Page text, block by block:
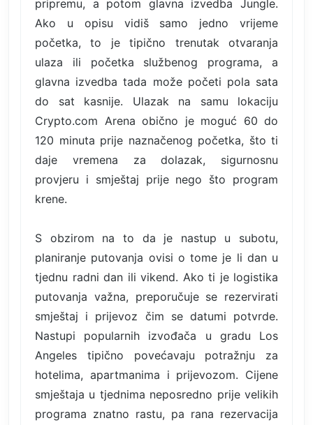
pripremu, a potom glavna izvedba Jungle.
Ako u opisu vidiš samo jedno vrijeme
početka, to je tipično trenutak otvaranja
ulaza ili početka službenog programa, a
glavna izvedba tada može početi pola sata
do sat kasnije. Ulazak na samu lokaciju
Crypto.com Arena obično je moguć 60 do
120 minuta prije naznačenog početka, što ti
daje vremena za dolazak, sigurnosnu
provjeru i smještaj prije nego što program
krene.
S obzirom na to da je nastup u subotu,
planiranje putovanja ovisi o tome je li dan u
tjednu radni dan ili vikend. Ako ti je logistika
putovanja važna, preporučuje se rezervirati
smještaj i prijevoz čim se datumi potvrde.
Nastupi popularnih izvođača u gradu Los
Angeles tipično povećavaju potražnju za
hotelima, apartmanima i prijevozom. Cijene
smještaja u tjednima neposredno prije velikih
programa znatno rastu, pa rana rezervacija